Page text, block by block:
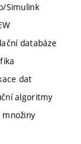
Simulink
databáze
dat
algoritmy